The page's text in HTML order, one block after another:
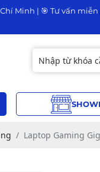
Minh | 🎯 Tư vấn
Laptop Gaming